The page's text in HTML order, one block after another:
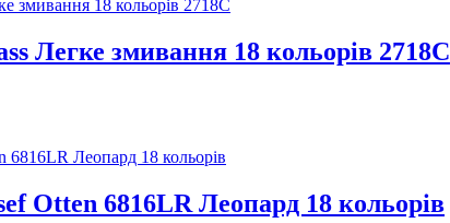
Легке змивання 18 кольорів 2718C
Otten 6816LR Леопард 18 кольорів